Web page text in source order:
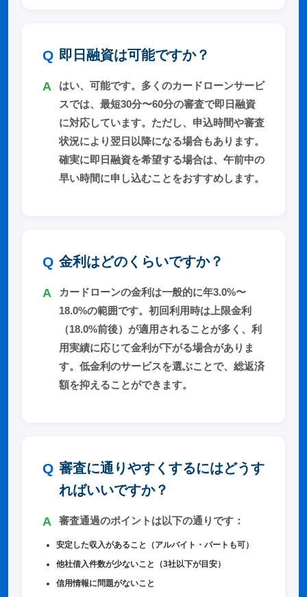
即日融資は可能ですか？
はい、可能です。多くのカードローンサービ
スでは、最短30分〜60分の審査で即日融資
に対応しています。ただし、申込時間や審査
状況により翌日以降になる場合もあります。
確実に即日融資を希望する場合は、午前中の
早い時間に申し込むことをおすすめします。
金利はどのくらいですか？
カードローンの金利は一般的に年3.0%〜
18.0%の範囲です。初回利用時は上限金利
（18.0%前後）が適用されることが多く、利
用実績に応じて金利が下がる場合がありま
す。低金利のサービスを選ぶことで、総返済
額を抑えることができます。
審査に通りやすくするにはどうす
ればいいですか？
審査通過のポイントは以下の通りです：
安定した収入があること（アルバイト・パートも可）
他社借入件数が少ないこと（3社以下が目安）
信用情報に問題がないこと